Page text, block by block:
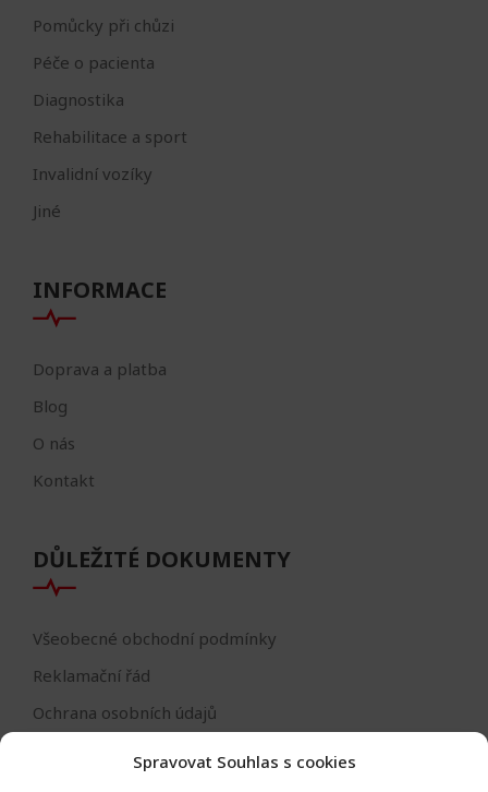
Spravovat Souhlas s cookies
Pomůcky při chůzi
Péče o pacienta
Diagnostika
Rehabilitace a sport
Invalidní vozíky
Jiné
INFORMACE
Doprava a platba
Blog
O nás
Kontakt
DŮLEŽITÉ DOKUMENTY
Všeobecné obchodní podmínky
Reklamační řád
Ochrana osobních údajů